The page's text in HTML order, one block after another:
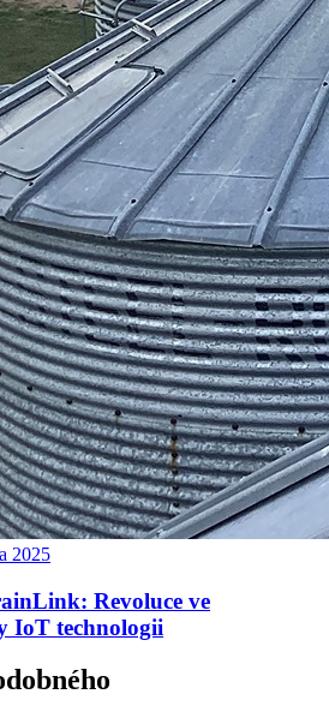
2025
Revoluce ve
IoT technologii